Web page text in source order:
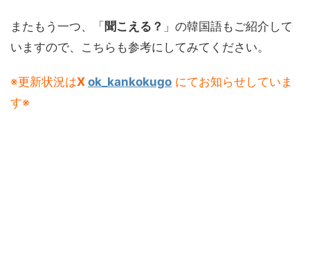
またもう一つ、「 聞こえる？ 」の韓国語もご紹介して
いますので、こちらも参考にしてみてください。
※更新状況はX ok_kankokugo にてお知らせしていま
す※